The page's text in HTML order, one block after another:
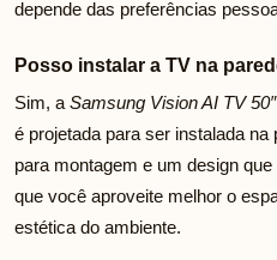
depende das preferências
Posso instalar a TV na
Sim, a Samsung Vision AI TV
é projetada para ser instalada
para montagem e um design
que você aproveite melhor o
estética do ambiente.